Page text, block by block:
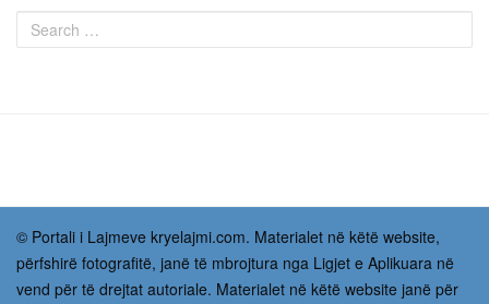
© Portali i Lajmeve kryelajmi.com. Materialet në këtë website,
përfshirë fotografitë, janë të mbrojtura nga Ligjet e Aplikuara në
vend për të drejtat autoriale. Materialet në këtë website janë për